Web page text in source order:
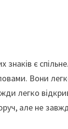
знаків є
Вони
легко
але не